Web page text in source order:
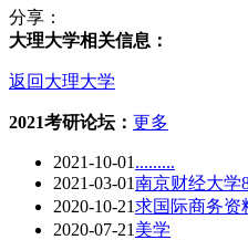
分享：
大理大学相关信息：
返回大理大学
2021考研论坛： 更多
2021-10-01 .........
2021-03-01南京财经大学
2020-10-21求国际商务资
2020-07-21 美学